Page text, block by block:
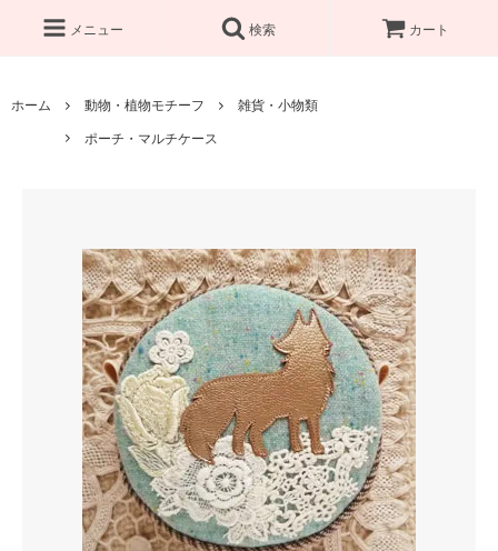
メニュー 検索 カート
ホーム 動物・植物モチーフ
雑貨・小物類
ポーチ・マルチケース